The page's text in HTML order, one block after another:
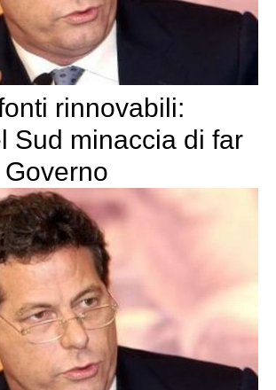
rinnovabili:
Sud minaccia di far